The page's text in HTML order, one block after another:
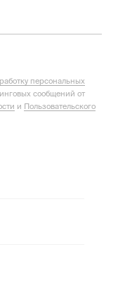
персональных
сообщений от
и Пользовательского